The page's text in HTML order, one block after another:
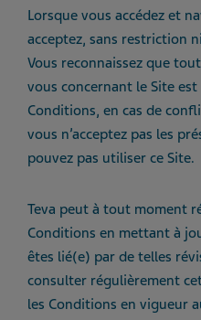
Lorsque vous accédez et
acceptez, sans restriction
Vous reconnaissez que
vous concernant le Site
Conditions, en cas de
vous n’acceptez pas les
pouvez pas utiliser ce Site.
Teva peut à tout moment
Conditions en mettant à
êtes lié(e) par de telles
consulter régulièrement
les Conditions en vigueur